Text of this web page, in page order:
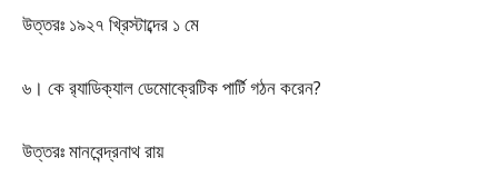
উত্তরঃ ১৯২৭ খ্রিস্টাব্দের ১ মে
৬। কে র‍্যাডিক্যাল ডেমোক্রেটিক পার্টি গঠন করেন?
উত্তরঃ মানবেন্দ্রনাথ রায়